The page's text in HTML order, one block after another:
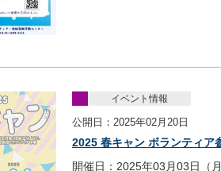
イベント情報
公開日：2025年02月20日
2025 春キャン ボランティア
開催日：2025年03月03日（